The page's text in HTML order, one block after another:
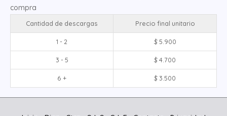
compra
Cantidad de descargas Precio final unitario
1 - 2 $5.900
3 - 5 $4.700
6 + $3.500